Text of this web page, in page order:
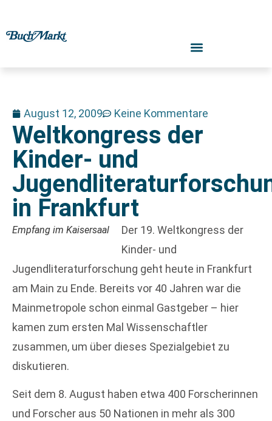
August 12, 2009 Keine Kommentare
Weltkongress der
Kinder- und
in Frankfurt
Empfang im Kaisersaal
Der 19. Weltkongress der
Kinder- und
Jugendliteraturforschung geht heute in Frankfurt
am Main zu Ende. Bereits vor 40 Jahren war die
Mainmetropole schon einmal Gastgeber – hier
kamen zum ersten Mal Wissenschaftler
zusammen, um über dieses Spezialgebiet zu
diskutieren.
Seit dem 8. August haben etwa 400 Forscherinnen
und Forscher aus 50 Nationen in mehr als 300